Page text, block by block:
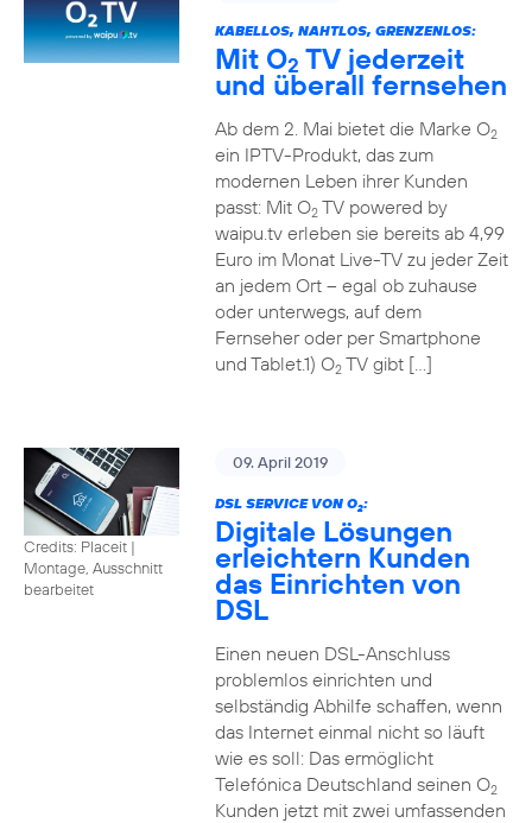
KABELLOS, NAHTLOS, GRENZENLOS:
Mit O2 TV jederzeit
und überall fernsehen
Ab dem 2. Mai bietet die Marke O2
ein IPTV-Produkt, das zum
modernen Leben ihrer Kunden
passt: Mit O2TV powered by
waipu.tv erleben sie bereits ab 4,99
Euro im Monat Live-TV zu jeder Zeit
an jedem Ort – egal ob zuhause
oder unterwegs, auf dem
Fernseher oder per Smartphone
und Tablet.1) O2TV gibt […]
Credits: Placeit |
Montage, Ausschnitt
bearbeitet
09. April 2019
DSL SERVICE VON O2:
Digitale Lösungen
erleichtern Kunden
das Einrichten von
DSL
Einen neuen DSL-Anschluss
problemlos einrichten und
selbständig Abhilfe schaffen, wenn
das Internet einmal nicht so läuft
wie es soll: Das ermöglicht
Telefónica Deutschland seinen O2
Kunden jetzt mit zwei umfassenden